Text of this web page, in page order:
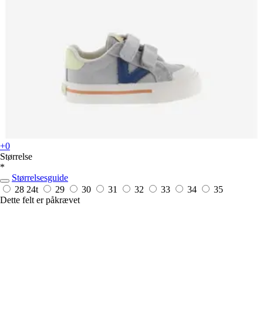
+0
Størrelse
*
Størrelsesguide
28 24t 29 30 31 32 33 34
35
Dette felt er påkrævet